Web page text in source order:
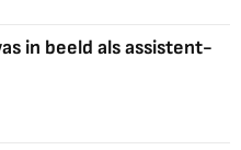
in beeld als assistent-